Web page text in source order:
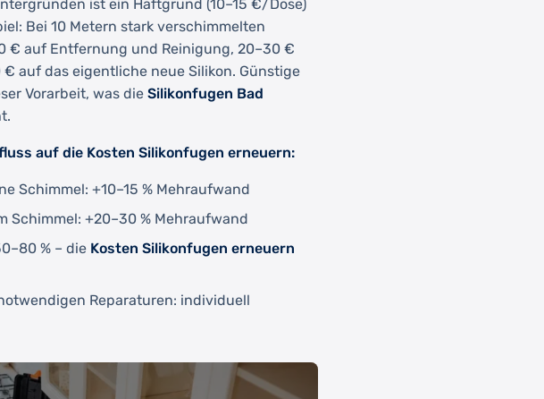
ist ein Haftgrund (10–15 €/Dose)
Bei 10 Metern stark verschimmelten
€ auf Entfernung und Reinigung, 20–30 €
auf das eigentliche neue Silikon. Günstige
Vorarbeit, was die Silikonfugen Bad
auf die Kosten Silikonfugen erneuern:
Schimmel: +10–15 % Mehraufwand
+20–30 % Mehraufwand
% – die Kosten Silikonfugen erneuern
Reparaturen: individuell